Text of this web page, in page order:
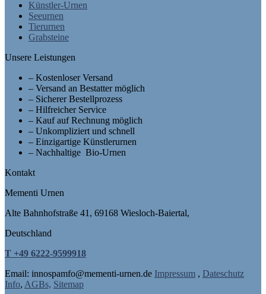
Künstler-Urnen
Seeurnen
Tierurnen
Grabsteine
Unsere Leistungen
– Kostenloser Versand
– Versand an Bestatter möglich
– Sicherer Bestellprozess
– Hilfreicher Service
– Kauf auf Rechnung möglich
– Unkompliziert und schnell
– Einzigartige Künstlerurnen
– Nachhaltige Bio-Urnen
Kontakt
Mementi Urnen
Alte Bahnhofstraße 41, 69168 Wiesloch-Baiertal,
Deutschland
T +49 6222-9599918
Email: innospamfo@mementi-urnen.de Impressum , Dateschutz
Info, AGBs, Sitemap